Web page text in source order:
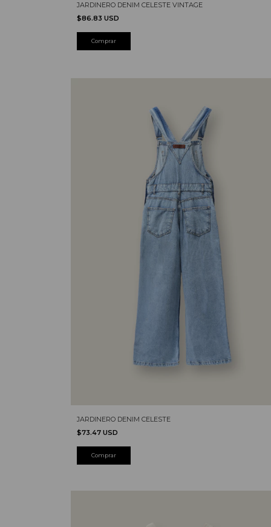
JARDINERO DENIM CELESTE VINTAGE
$86.83 USD
Comprar
JARDINERO DENIM CELESTE
$73.47 USD
Comprar